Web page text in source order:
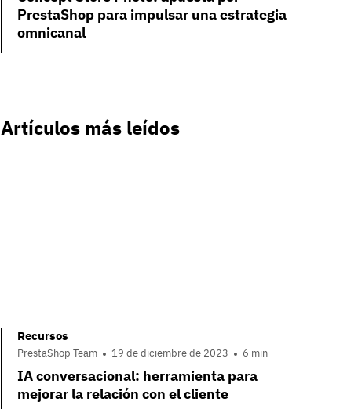
PrestaShop para impulsar una estrategia
omnicanal
Artículos más leídos
Recursos
PrestaShop Team 19 de diciembre de 2023 6 min
IA conversacional: herramienta para
mejorar la relación con el cliente